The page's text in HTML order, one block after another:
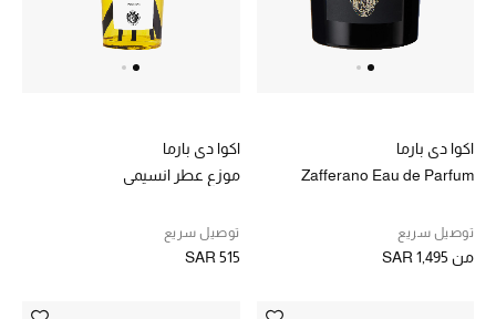
اكوا دي بارما
Zafferano Eau de Parfum
توصيل سريع
من SAR 1,495
اكوا دي بارما
موزع عطر انسيمي
توصيل سريع
SAR 515